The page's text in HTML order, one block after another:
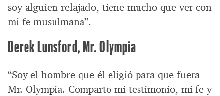
soy alguien relajado, tiene mucho que ver con
mi fe musulmana”.
Derek Lunsford, Mr. Olympia
“Soy el hombre que él eligió para que fuera
Mr. Olympia. Comparto mi testimonio, mi fe y